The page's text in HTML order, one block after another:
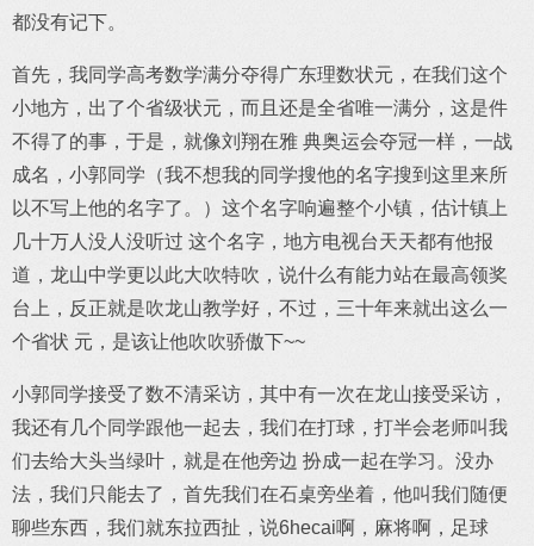
都没有记下。
首先，我同学高考数学满分夺得广东理数状元，在我们这个
小地方，出了个省级状元，而且还是全省唯一满分，这是件
不得了的事，于是，就像刘翔在雅 典奥运会夺冠一样，一战
成名，小郭同学（我不想我的同学搜他的名字搜到这里来所
以不写上他的名字了。）这个名字响遍整个小镇，估计镇上
几十万人没人没听过 这个名字，地方电视台天天都有他报
道，龙山中学更以此大吹特吹，说什么有能力站在最高领奖
台上，反正就是吹龙山教学好，不过，三十年来就出这么一
个省状 元，是该让他吹吹骄傲下~~
小郭同学接受了数不清采访，其中有一次在龙山接受采访，
我还有几个同学跟他一起去，我们在打球，打半会老师叫我
们去给大头当绿叶，就是在他旁边 扮成一起在学习。没办
法，我们只能去了，首先我们在石桌旁坐着，他叫我们随便
聊些东西，我们就东拉西扯，说6hecai啊，麻将啊，足球